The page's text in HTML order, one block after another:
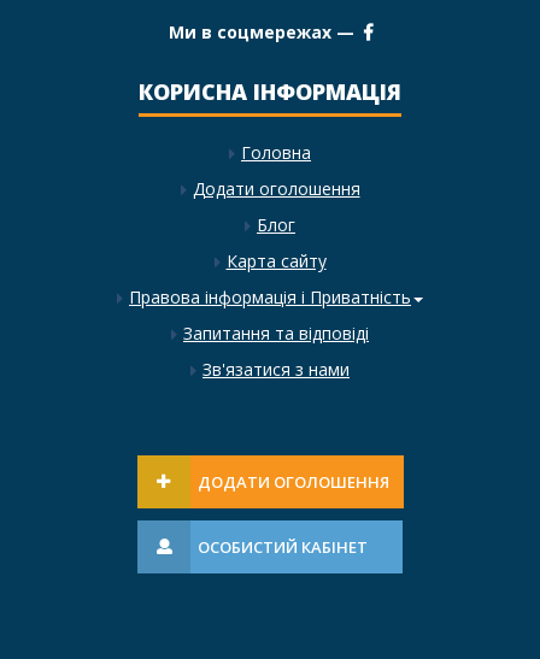
Ми в соцмережах —
КОРИСНА ІНФОРМАЦІЯ
Головна
Додати оголошення
Блог
Карта сайту
Правова інформація і Приватність
Запитання та відповіді
Зв'язатися з нами
ДОДАТИ ОГОЛОШЕННЯ
ОСОБИСТИЙ КАБІНЕТ